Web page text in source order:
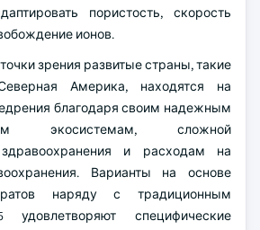
пористость, скорость
ионов.
зрения развитые страны, такие
Америка, находятся на
благодаря своим надежным
экосистемам, сложной
и расходам на
Варианты на основе
наряду с традиционным
удовлетворяют специфические